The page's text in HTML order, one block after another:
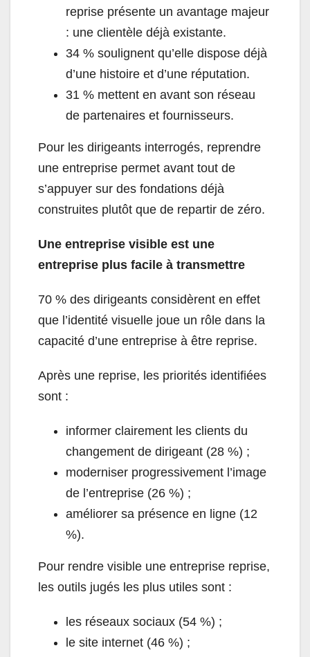
reprise présente un avantage majeur
: une clientèle déjà existante.
34 % soulignent qu’elle dispose déjà
d’une histoire et d’une réputation.
31 % mettent en avant son réseau
de partenaires et fournisseurs.
Pour les dirigeants interrogés, reprendre
une entreprise permet avant tout de
s’appuyer sur des fondations déjà
construites plutôt que de repartir de zéro.
Une entreprise visible est une
entreprise plus facile à transmettre
70 % des dirigeants considèrent en effet
que l’identité visuelle joue un rôle dans la
capacité d’une entreprise à être reprise.
Après une reprise, les priorités identifiées
sont :
informer clairement les clients du
changement de dirigeant (28 %) ;
moderniser progressivement l’image
de l’entreprise (26 %) ;
améliorer sa présence en ligne (12
%).
Pour rendre visible une entreprise reprise,
les outils jugés les plus utiles sont :
les réseaux sociaux (54 %) ;
le site internet (46 %) ;